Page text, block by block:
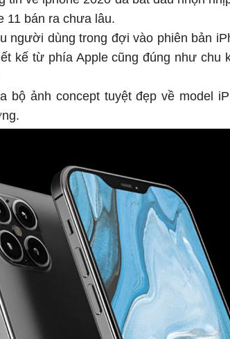
11 bán ra chưa lâu.
người dùng trong đợi vào phiên bản
kế từ phía Apple cũng đúng như chu
bộ ảnh concept tuyệt đẹp về model